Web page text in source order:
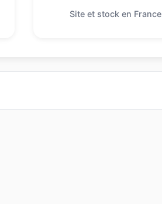
Site et stock en France